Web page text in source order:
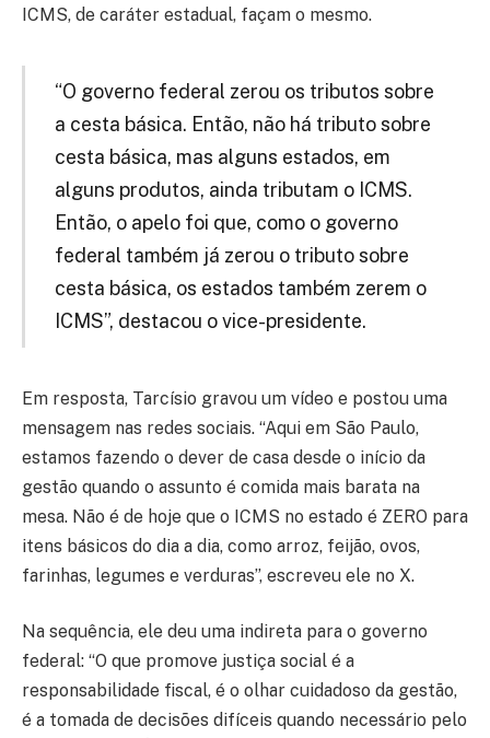
ICMS, de caráter estadual, façam o mesmo.
“O governo federal zerou os tributos sobre
a cesta básica. Então, não há tributo sobre
cesta básica, mas alguns estados, em
alguns produtos, ainda tributam o ICMS.
Então, o apelo foi que, como o governo
federal também já zerou o tributo sobre
cesta básica, os estados também zerem o
ICMS”, destacou o vice-presidente. ​
Em resposta, Tarcísio gravou um vídeo e postou uma
mensagem nas redes sociais. “Aqui em São Paulo,
estamos fazendo o dever de casa desde o início da
gestão quando o assunto é comida mais barata na
mesa. Não é de hoje que o ICMS no estado é ZERO para
itens básicos do dia a dia, como arroz, feijão, ovos,
farinhas, legumes e verduras”, escreveu ele no X.
Na sequência, ele deu uma indireta para o governo
federal: “O que promove justiça social é a
responsabilidade fiscal, é o olhar cuidadoso da gestão,
é a tomada de decisões difíceis quando necessário pelo